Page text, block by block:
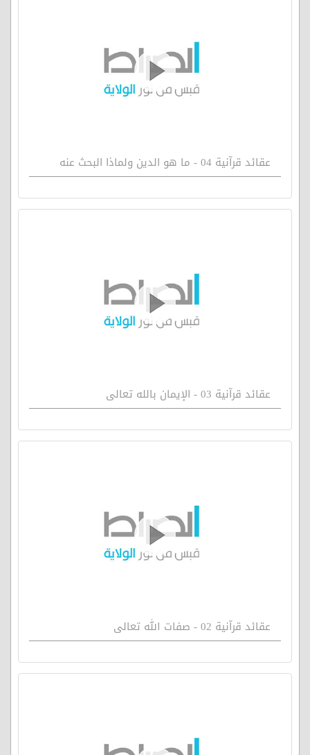
عقائد قرآنية 04 - ما هو الدين ولماذا البحث عنه
عقائد قرآنية 03 - الإيمان بالله تعالى
عقائد قرآنية 02 - صفات الله تعالى